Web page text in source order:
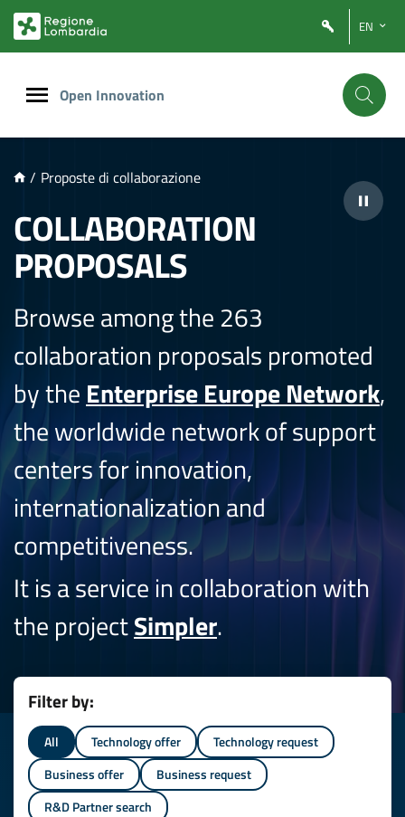
PRINCIPALE
EN
Open Innovation
/ Proposte di collaborazione
COLLABORATION
PROPOSALS
Browse among the 263
collaboration proposals promoted
by the Enterprise Europe Network,
the worldwide network of support
centers for innovation,
internationalization and
competitiveness.
It is a service in collaboration with
the projectSimpler.
Filter by:
All Technology offer
Technology request
Business offer
Business request
R&D Partner search